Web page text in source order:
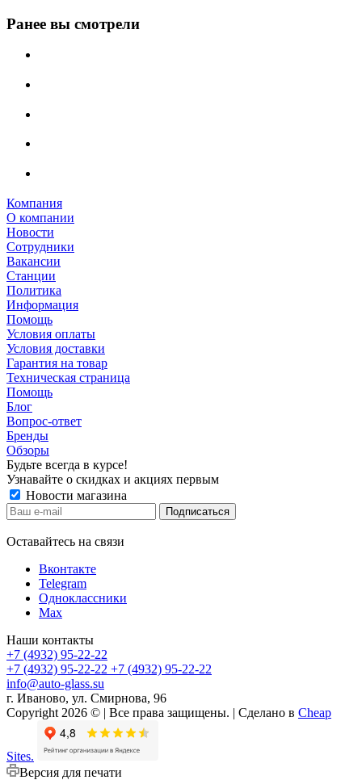
Ранее вы смотрели
Компания
О компании
Новости
Сотрудники
Вакансии
Станции
Политика
Информация
Помощь
Условия оплаты
Условия доставки
Гарантия на товар
Техническая страница
Помощь
Блог
Вопрос-ответ
Бренды
Обзоры
Будьте всегда в курсе!
Узнавайте о скидках и акциях первым
Новости магазина
Оставайтесь на связи
Вконтакте
Telegram
Одноклассники
Max
Наши контакты
+7 (4932) 95-22-22
+7 (4932) 95-22-22 +7 (4932) 95-22-22
info@auto-glass.su
г. Иваново, ул. Смирнова, 96
Copyright 2026 © | Все права защищены. | Сделано в Cheap
Sites.
Версия для печати